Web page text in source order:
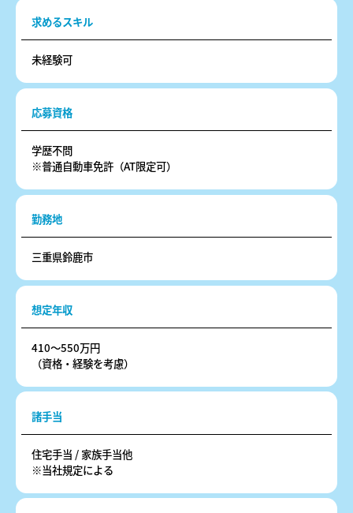
求めるスキル
未経験可
応募資格
学歴不問
※普通自動車免許（AT限定可）
勤務地
三重県鈴鹿市
想定年収
410～550万円
（資格・経験を考慮）
諸手当
住宅手当 / 家族手当他
※当社規定による